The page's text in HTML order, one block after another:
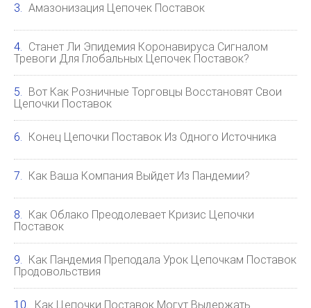
Амазонизация Цепочек Поставок
Станет Ли Эпидемия Коронавируса Сигналом
Тревоги Для Глобальных Цепочек Поставок?
Вот Как Розничные Торговцы Восстановят Свои
Цепочки Поставок
Конец Цепочки Поставок Из Одного Источника
Как Ваша Компания Выйдет Из Пандемии?
Как Облако Преодолевает Кризис Цепочки
Поставок
Как Пандемия Преподала Урок Цепочкам Поставок
Продовольствия
Как Цепочки Поставок Могут Выдержать